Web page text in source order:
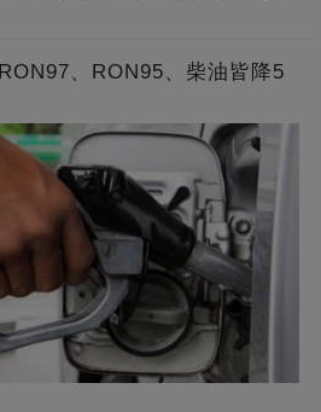
、RON95、柴油皆降5